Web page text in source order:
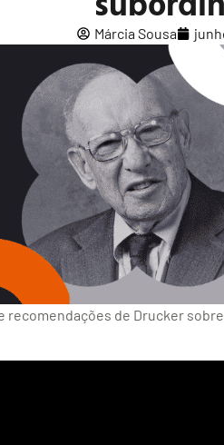
Márcia Sousa
recomendações de Drucker